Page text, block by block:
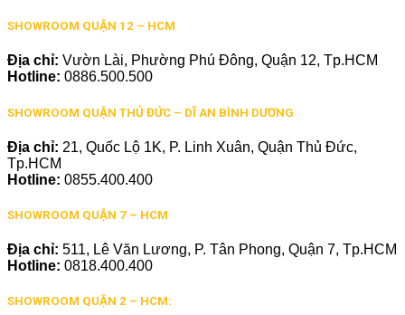
SHOWROOM QUẬN 12 – HCM
Địa chỉ: Vườn Lài, Phường Phú Đông, Quận 12, Tp.HCM
Hotline: 0886.500.500
SHOWROOM QUẬN THỦ ĐỨC – DĨ AN BÌNH DƯƠNG
Địa chỉ: 21, Quốc Lộ 1K, P. Linh Xuân, Quận Thủ Đức,
Tp.HCM
Hotline: 0855.400.400
SHOWROOM QUẬN 7 – HCM
Địa chỉ: 511, Lê Văn Lương, P. Tân Phong, Quận 7, Tp.HCM
Hotline: 0818.400.400
SHOWROOM QUẬN 2 – HCM: